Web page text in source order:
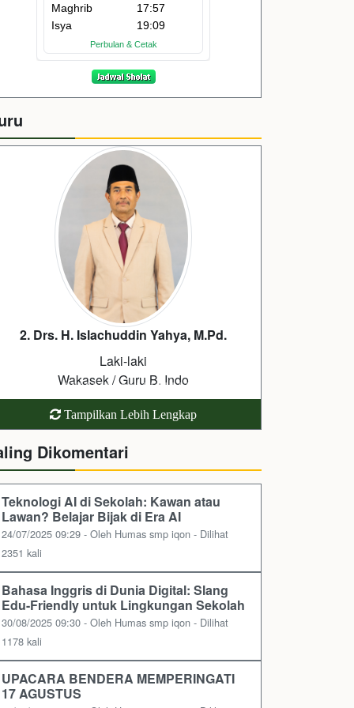
3. Yuli Mulyaningtias, S.Pd.
Perempuan
Kepala Lab. IPA / Guru IPA
Tampilkan Lebih Lengkap
Dikomentari
Teknologi AI di Sekolah: Kawan atau
Lawan? Belajar Bijak di Era AI
24/07/2025 09:29 - Oleh Humas smp iqon - Dilihat
2351 kali
Bahasa Inggris di Dunia Digital: Slang
Edu-Friendly untuk Lingkungan Sekolah
30/08/2025 09:30 - Oleh Humas smp iqon - Dilihat
1178 kali
UPACARA BENDERA MEMPERINGATI
17 AGUSTUS